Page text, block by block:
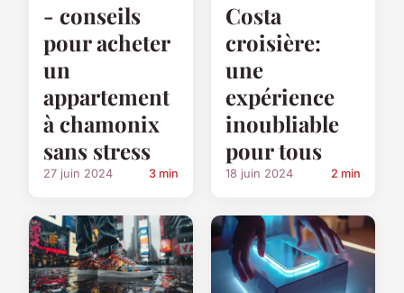
- conseils
pour acheter
un
appartement
à chamonix
sans stress
27 juin 2024 3 min
Costa
croisière:
une
expérience
inoubliable
pour tous
18 juin 2024 2 min